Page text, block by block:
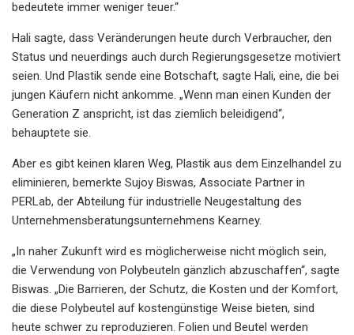
bedeutete immer weniger teuer.“
Hali sagte, dass Veränderungen heute durch Verbraucher, den
Status und neuerdings auch durch Regierungsgesetze motiviert
seien. Und Plastik sende eine Botschaft, sagte Hali, eine, die bei
jungen Käufern nicht ankomme. „Wenn man einen Kunden der
Generation Z anspricht, ist das ziemlich beleidigend“,
behauptete sie.
Aber es gibt keinen klaren Weg, Plastik aus dem Einzelhandel zu
eliminieren, bemerkte Sujoy Biswas, Associate Partner in
PERLab, der Abteilung für industrielle Neugestaltung des
Unternehmensberatungsunternehmens Kearney.
„In naher Zukunft wird es möglicherweise nicht möglich sein,
die Verwendung von Polybeuteln gänzlich abzuschaffen“, sagte
Biswas. „Die Barrieren, der Schutz, die Kosten und der Komfort,
die diese Polybeutel auf kostengünstige Weise bieten, sind
heute schwer zu reproduzieren. Folien und Beutel werden